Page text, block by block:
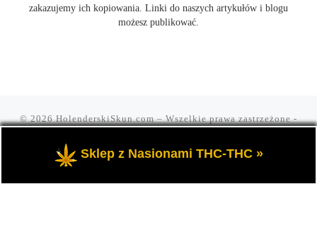
zakazujemy ich kopiowania. Linki do naszych artykułów i blogu
możesz publikować.
© 2026HolenderskiSkun.com– Wszelkie prawa zastrzeżone-
Blog HolenderskiSkun to portal o marihuanie i konopi indyjskiej
THC oraz cannabis CBD.
Sklep z Nasionami THC-THC »